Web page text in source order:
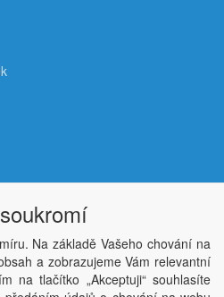
Na základě Vašeho chování na
a zobrazujeme Vám relevantní
na tlačítko „Akceptuji“ souhlasíte